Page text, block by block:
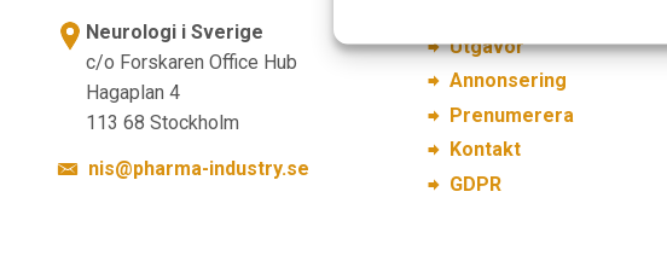
Neurologi i Sverige
c/o Forskaren Office Hub
Hagaplan 4
113 68 Stockholm
nis@pharma-industry.se
Utgåvor
Annonsering
Prenumerera
Kontakt
GDPR